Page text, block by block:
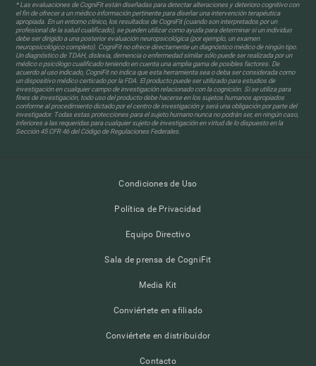
* Las evaluaciones de CogniFit están diseñadas para detectar alteraciones y deterioro cognitivo con
el fin de ofrecer a un médico información pertinente para diseñar una intervención terapéutica
apropiada. En un entorno clínico, los resultados de CogniFit (cuando son interpretados por un
profesional de la salud cualificado), se pueden utilizar como ayuda para determinar si un individuo
debe ser dirigido a una posterior evaluación neuropsicológica (por ejemplo, un examen
neuropsicológico completo). CogniFit no ofrece directamente un diagnóstico médico de ningún tipo.
Un diagnóstico de TDAH, dislexia, demencia o enfermedad similar sólo puede ser realizada por un
médico o psicólogo cualificado teniendo en cuenta una amplia gama de posibles factores. De
acuerdo al uso indicado, CogniFit no indica que esta herramienta sea o deba ser considerada como
un dispositivo médico certicado por la FDA. El producto puede ser utilizado para estudios de
investigación en cualquier campo de investigación relacionado con la cognición. Si se utiliza para
fines de investigación, todo uso del producto debe hacerse en los sujetos humanos apropiados
conforme al procedimiento dictado por el centro de investigación y será una obligación por parte del
investigador. Todas estas protecciones para el sujeto humano nunca no podrán ser, en ningún caso,
inferiores a las requeridas para cualquier sujeto de investigación en virtud de lo dispuesto en la
Sección 45 CFR 46 del Código de Regulaciones Federales.
Condiciones de Uso
Política de Privacidad
Equipo Directivo
Sala de prensa de CogniFit
Media Kit
Conviértete en afiliado
Conviértete en distribuidor
Contacto